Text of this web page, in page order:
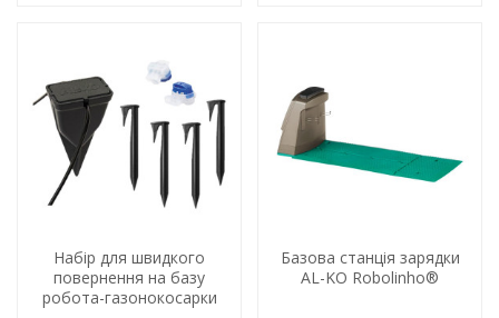
Набір для швидкого
повернення на базу
робота-газонокосарки
Базова станція зарядки
AL-KO Robolinho®